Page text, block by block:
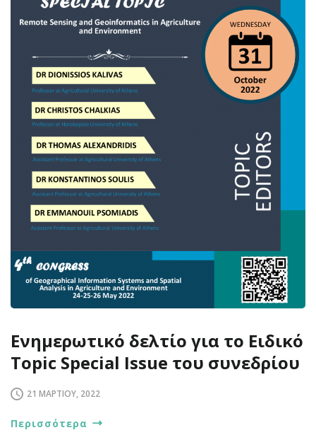
Ενημερωτικό δελτίο για το Eιδικό
Topic Special Issue του συνεδρίου
21 ΜΑΡΤΊΟΥ, 2022
Περισσότερα